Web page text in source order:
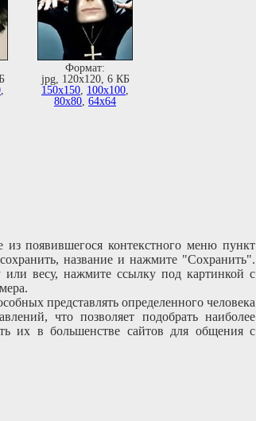
,
Формат:
jpg, 120х120, 6 КБ
150х150, 100х100,
80х80, 64х64
появившегося контекстного меню пункт
название и нажмите "Сохранить".
или весу, нажмите ссылку под картинкой с
представлять определенного человека
что позволяет подобрать наиболее
их в большенстве сайтов для общения с